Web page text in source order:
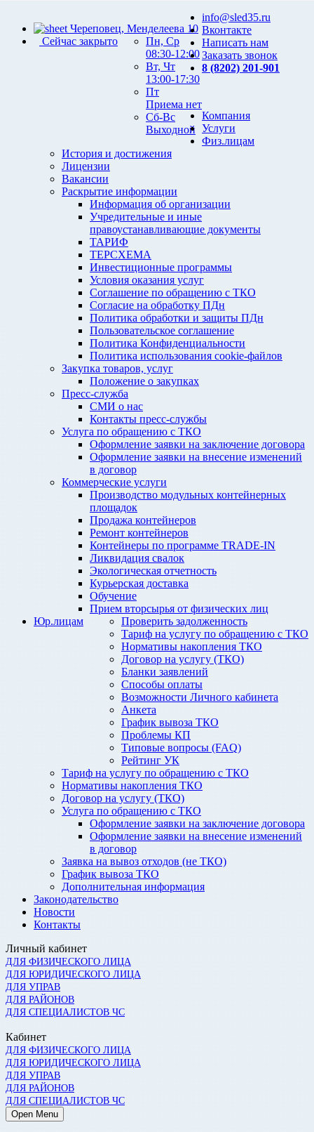
Череповец, Менделеева 10
Сейчас закрыто
Пн, Ср
08:30-12:00
Вт, Чт
13:00-17:30
Пт
Приема нет
Сб-Вс
Выходной
info@sled35.ru
Вконтакте
Написать нам
Заказать звонок
8 (8202) 201-901
Компания
История и достижения
Лицензии
Вакансии
Раскрытие информации
Информация об организации
Учредительные и иные
правоустанавливающие документы
ТАРИФ
ТЕРСХЕМА
Инвестиционные программы
Условия оказания услуг
Соглашение по обращению с ТКО
Согласие на обработку ПДн
Политика обработки и защиты ПДн
Пользовательское соглашение
Политика Конфиденциальности
Политика использования cookie-файлов
Закупка товаров, услуг
Положение о закупках
Пресс-служба
СМИ о нас
Контакты пресс-службы
Услуги
Услуга по обращению с ТКО
Оформление заявки на заключение договора
Оформление заявки на внесение изменений
в договор
Коммерческие услуги
Производство модульных контейнерных
площадок
Продажа контейнеров
Ремонт контейнеров
Контейнеры по программе TRADE-IN
Ликвидация свалок
Экологическая отчетность
Курьерская доставка
Обучение
Прием вторсырья от физических лиц
Физ.лицам
Проверить задолженность
Тариф на услугу по обращению с ТКО
Нормативы накопления ТКО
Договор на услугу (ТКО)
Бланки заявлений
Способы оплаты
Возможности Личного кабинета
Анкета
График вывоза ТКО
Проблемы КП
Типовые вопросы (FAQ)
Рейтинг УК
Юр.лицам
Тариф на услугу по обращению с ТКО
Нормативы накопления ТКО
Договор на услугу (ТКО)
Услуга по обращению с ТКО
Оформление заявки на заключение договора
Оформление заявки на внесение изменений
в договор
Заявка на вывоз отходов (не ТКО)
График вывоза ТКО
Дополнительная информация
Законодательство
Новости
Контакты
Личный кабинет
ДЛЯ ФИЗИЧЕСКОГО ЛИЦА
ДЛЯ ЮРИДИЧЕСКОГО ЛИЦА
ДЛЯ УПРАВ
ДЛЯ РАЙОНОВ
ДЛЯ СПЕЦИАЛИСТОВ ЧС
Кабинет
ДЛЯ ФИЗИЧЕСКОГО ЛИЦА
ДЛЯ ЮРИДИЧЕСКОГО ЛИЦА
ДЛЯ УПРАВ
ДЛЯ РАЙОНОВ
ДЛЯ СПЕЦИАЛИСТОВ ЧС
Open Menu